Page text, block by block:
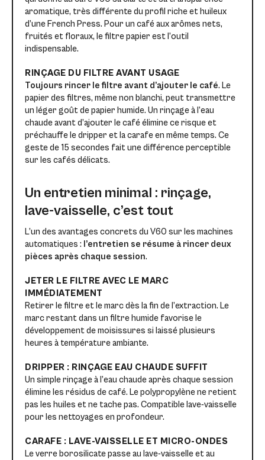
aromatique, très différente du profil riche et huileux
d’une French Press. Pour un café aux arômes nets,
fruités et floraux, le filtre papier est l’outil
indispensable.
RINÇAGE DU FILTRE AVANT USAGE
Toujours rincer le filtre avant d’ajouter le café. Le
papier des filtres, même non blanchi, peut transmettre
un léger goût de papier humide. Un rinçage à l’eau
chaude avant d’ajouter le café élimine ce risque et
préchauffe le dripper et la carafe en même temps. Ce
geste de 15 secondes fait une différence perceptible
sur les cafés délicats.
Un entretien minimal : rinçage,
lave-vaisselle, c’est tout
L’un des avantages concrets du V60 sur les machines
automatiques : l’entretien se résume à rincer deux
pièces après chaque session.
JETER LE FILTRE AVEC LE MARC
IMMÉDIATEMENT
Retirer le filtre et le marc dès la fin de l’extraction. Le
marc restant dans un filtre humide favorise le
développement de moisissures si laissé plusieurs
heures à température ambiante.
DRIPPER : RINÇAGE EAU CHAUDE SUFFIT
Un simple rinçage à l’eau chaude après chaque session
élimine les résidus de café. Le polypropylène ne retient
pas les huiles et ne tache pas. Compatible lave-vaisselle
pour les nettoyages en profondeur.
CARAFE : LAVE-VAISSELLE ET MICRO-ONDES
Le verre borosilicate passe au lave-vaisselle et au